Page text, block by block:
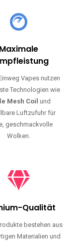
Maximale
Vapes nutzen
Technologien wie
Mesh Coil und
Luftzufuhr für
geschmackvolle
Wolken.
Qualität
bestehen aus
Materialien und